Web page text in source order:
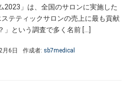
2023」は、全国のサロンに実施した
ステティックサロンの売上に最も貢献
」という調査で多く名前 […]
月6日 作成者: sb7medical